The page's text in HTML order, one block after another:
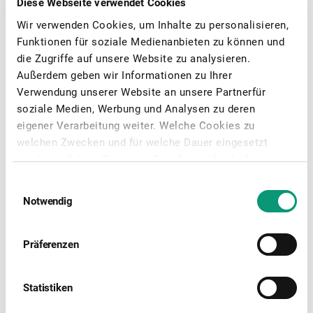
Diese Webseite verwendet Cookies
Wir verwenden Cookies, um Inhalte zu personalisieren,
Funktionen für soziale Medienanbieten zu können und
die Zugriffe auf unsere Website zu analysieren.
Außerdem geben wir Informationen zu Ihrer
Verwendung unserer Website an unsere Partnerfür
soziale Medien, Werbung und Analysen zu deren
eigener Verarbeitung weiter. Welche Cookies zu
welchen Zwecken und für welche Dauer eingesetzt
werden, erfahren Sie unter „Details einblenden“.
dem jeweiligen Zweck verfolgt werden, entnehmen Sie
bitte unserer Datenschutzerklärung. Indem Sie auf
willigen Sie in das Setzen von und den Zugriff auf
Endgerät, mit dem Sie unsere Website besuchen, ein
sowie in die mit der jeweiligen Auswahl einhergehende
Notwendig
Präferenzen
Statistiken
Pharma service